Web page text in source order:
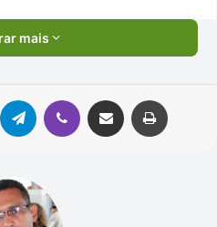
mais
WhatsAppTelegram Viber Compartilhar via e-mail